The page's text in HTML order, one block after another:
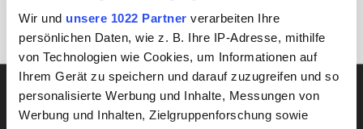
Wir und unsere 1022 Partner verarbeiten Ihre
persönlichen Daten, wie z. B. Ihre IP-Adresse, mithilfe
von Technologien wie Cookies, um Informationen auf
Ihrem Gerät zu speichern und darauf zuzugreifen und so
personalisierte Werbung und Inhalte, Messungen von
Werbung und Inhalten, Zielgruppenforschung sowie
Service-Hotline
Mein Konto